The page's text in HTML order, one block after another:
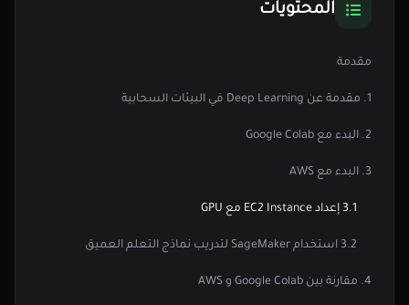
المحتويات
مقدمة
1. مقدمة عن Deep Learning في البيئات السحابية
2. البدء مع Google Colab
3. البدء مع AWS
3.1 إعداد EC2 Instance مع GPU
3.2 استخدام SageMaker لتدريب نماذج التعلم العميق
4. مقارنة بين Google Colab و AWS